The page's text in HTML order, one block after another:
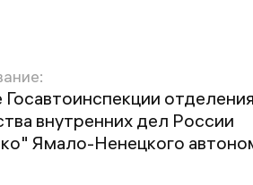
отделения
внутренних дел России
Ямало-Ненецкого